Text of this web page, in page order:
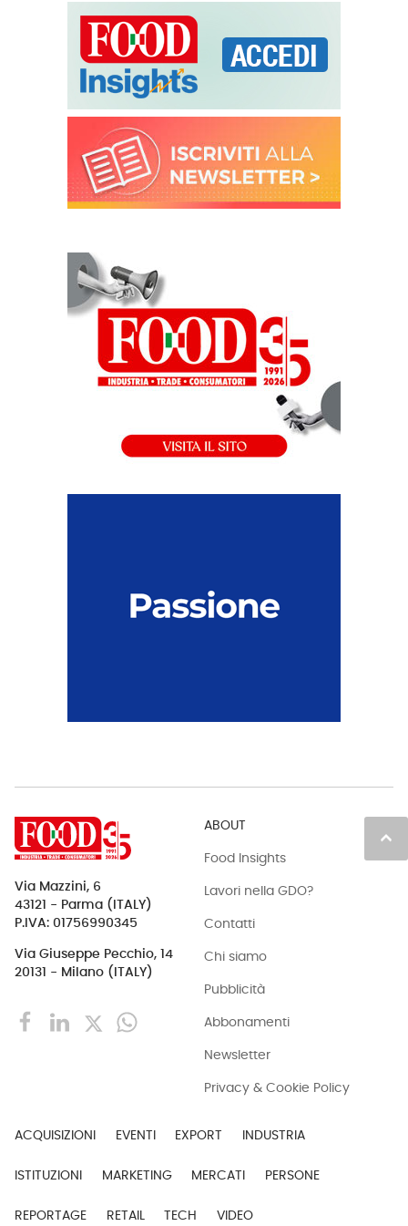
keyboard_arrow_up
Via Mazzini, 6
43121 - Parma (ITALY)
P.IVA: 01756990345
Via Giuseppe Pecchio, 14
20131 - Milano (ITALY)
ABOUT
Food Insights
Lavori nella GDO?
Contatti
Chi siamo
Pubblicità
Abbonamenti
Newsletter
Privacy & Cookie Policy
ACQUISIZIONI EVENTI EXPORT INDUSTRIA
ISTITUZIONI MARKETING MERCATI PERSONE
REPORTAGE RETAIL TECH VIDEO